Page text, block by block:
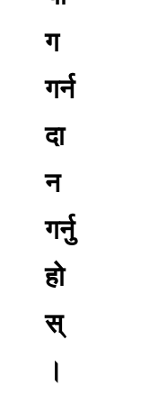
ग
गर्न
दा
न
गर्नु
हो
स्
।